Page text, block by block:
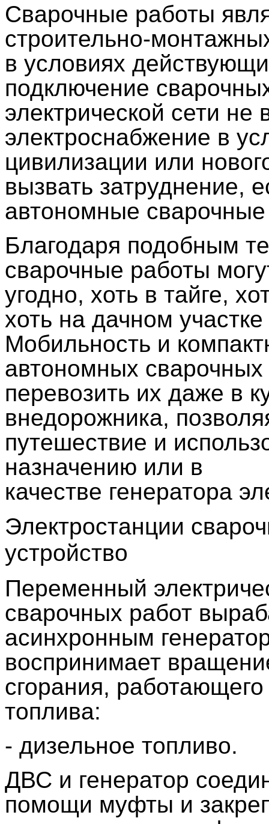
Сварочные работы
строительно-
в условиях
подключение
электрической сети
электроснабжение в
цивилизации или
вызвать затруднение,
автономные сварочные
Благодаря подобным
сварочные работы
угодно, хоть в тайге,
хоть на дачном
Мобильность и
автономных сварочных
перевозить их даже в
внедорожника,
путешествие и
назначению или в
качестве генератора
Электростанции
устройство
Переменный
сварочных работ
асинхронным
воспринимает
сгорания,
топлива:
- дизельное топливо.
ДВС и генератор
помощи муфты и